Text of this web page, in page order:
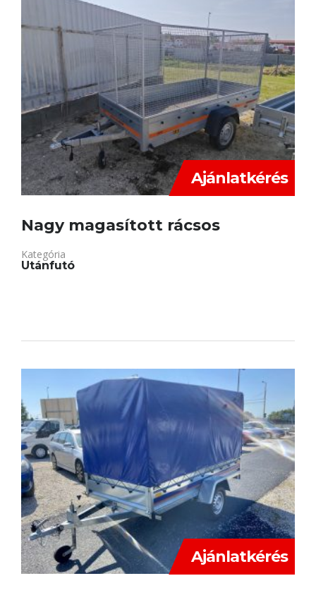
Ajánlatkérés
Nagy magasított rácsos
Kategória
Utánfutó
Ajánlatkérés